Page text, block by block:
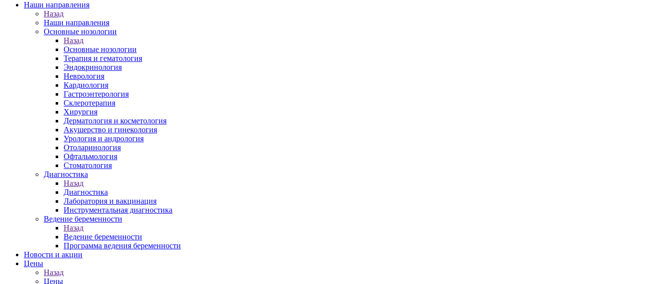
Наши направления
Назад
Наши направления
Основные нозологии
Назад
Основные нозологии
Терапия и гематология
Эндокринология
Неврология
Кардиология
Гастроэнтерология
Склеротерапия
Хирургия
Дерматология и косметология
Акушерство и гинекология
Урология и андрология
Отоларинология
Офтальмология
Стоматология
Диагностика
Назад
Диагностика
Лаборатория и вакцинация
Инструментальная диагностика
Ведение беременности
Назад
Ведение беременности
Программа ведения беременности
Новости и акции
Цены
Назад
Цены